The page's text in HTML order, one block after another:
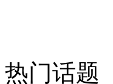
热门话题